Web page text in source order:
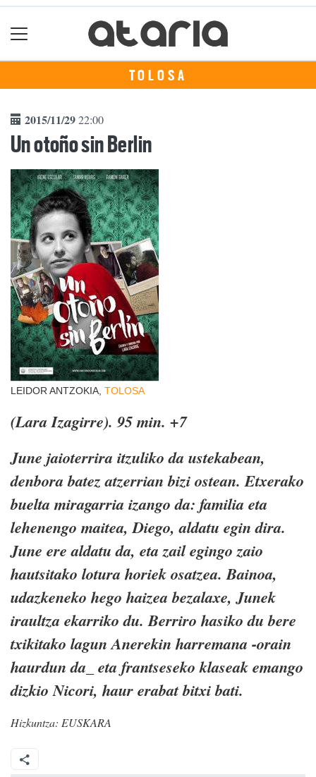
TOLOSA
2015/11/2922:00
Un otoño sin Berlin
LEIDOR ANTZOKIA, TOLOSA
(Lara Izagirre). 95 min. +7
June jaioterrira itzuliko da ustekabean,
denbora batez atzerrian bizi ostean. Etxerako
buelta miragarria izango da: familia eta
lehenengo maitea, Diego, aldatu egin dira.
June ere aldatu da, eta zail egingo zaio
hautsitako lotura horiek osatzea. Bainoa,
udazkeneko hego haizea bezalaxe, Junek
iraultza ekarriko du. Berriro hasiko du bere
txikitako lagun Anerekin harremana -orain
haurdun da_ eta frantseseko klaseak emango
dizkio Nicori, haur erabat bitxi bati.
Hizkuntza: EUSKARA